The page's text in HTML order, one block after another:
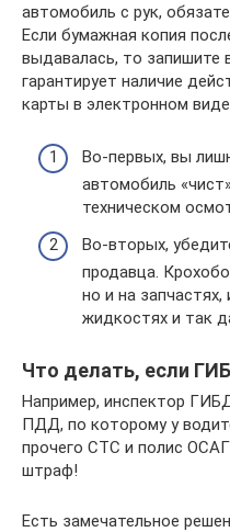
автомобиль с рук,
Если бумажная копия
выдавалась, то запишите
гарантирует наличие
карты в электронном
Во-первых, вы
автомобиль
техническом
Во-вторых,
продавца.
но и на
жидкостях и так
Что делать, если
Например, инспектор
ПДД, по которому у
прочего СТС и полис
штраф!
Есть замечательное